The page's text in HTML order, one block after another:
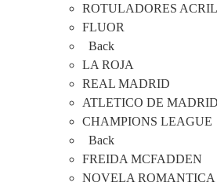
ROTULADORES
FLUOR
Back
LA ROJA
REAL MADRID
ATLETICO DE MADRID
CHAMPIONS LEAGUE
Back
FREIDA MCFADDEN
NOVELA ROMANTICA